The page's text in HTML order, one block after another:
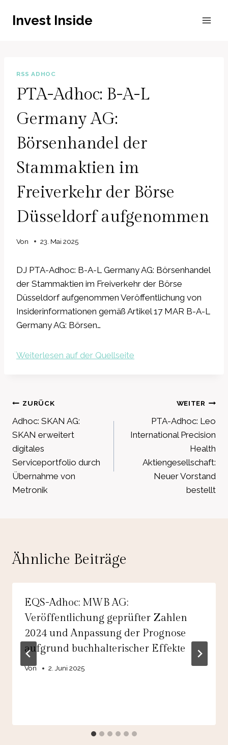
InhaltInvest Inside
RSS ADHOC
PTA-Adhoc: B-A-L
Germany AG:
Börsenhandel der
Stammaktien im
Freiverkehr der Börse
Düsseldorf aufgenommen
Von 23. Mai 2025
DJ PTA-Adhoc: B-A-L Germany AG: Börsenhandel
der Stammaktien im Freiverkehr der Börse
Düsseldorf aufgenommen Veröffentlichung von
Insiderinformationen gemäß Artikel 17 MAR B-A-L
Germany AG: Börsen…
Weiterlesen auf der Quellseite
Beitragsnavigation
ZURÜCK
Adhoc: SKAN AG:
SKAN erweitert
digitales
Serviceportfolio durch
Übernahme von
Metronik
WEITER
PTA-Adhoc: Leo
International Precision
Health
Aktiengesellschaft:
Neuer Vorstand
bestellt
Ähnliche Beiträge
EQS-Adhoc: MWB AG:
Veröffentlichung geprüfter Zahlen
2024 und Anpassung der Prognose
aufgrund buchhalterischer Effekte
Von 2. Juni 2025